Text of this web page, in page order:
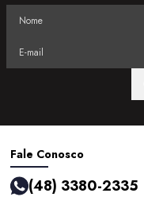
Fale Conosco
(48) 3380-2335